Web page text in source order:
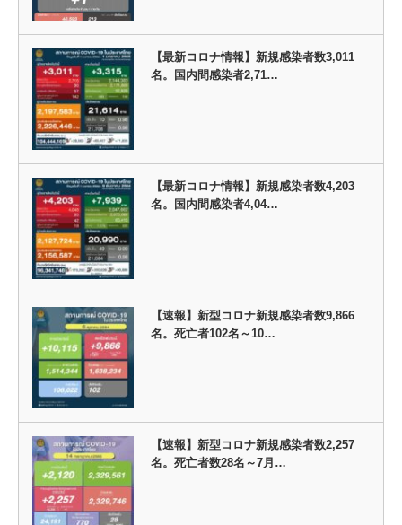
【最新コロナ情報】新規感染者数3,011
名。国内間感染者2,71…
【最新コロナ情報】新規感染者数4,203
名。国内間感染者4,04…
【速報】新型コロナ新規感染者数9,866
名。死亡者102名～10…
【速報】新型コロナ新規感染者数2,257
名。死亡者数28名～7月…